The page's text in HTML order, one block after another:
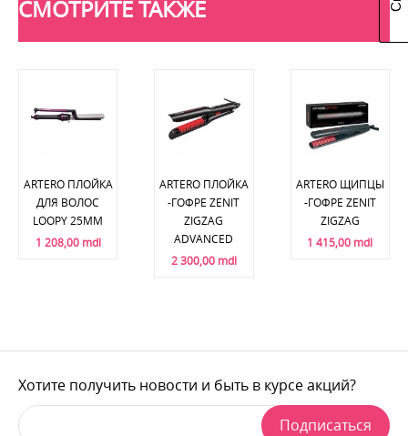
СМОТРИТЕ ТАКЖЕ
ARTERO ПЛОЙКА
ДЛЯ ВОЛОС
LOOPY 25MM
1 208,00 mdl
ARTERO ПЛОЙКА
-ГОФРЕ ZENIT
ZIGZAG
ADVANCED
2 300,00 mdl
ARTERO ЩИПЦЫ
-ГОФРЕ ZENIT
ZIGZAG
1 415,00 mdl
Хотите получить новости и быть в курсе акций?
Подписаться